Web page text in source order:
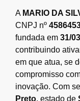
A MARIO DA
CNPJ nº
fundada em 31/
contribuindo
em que atua, se
compromisso
inovação. Com
Preto, estado de